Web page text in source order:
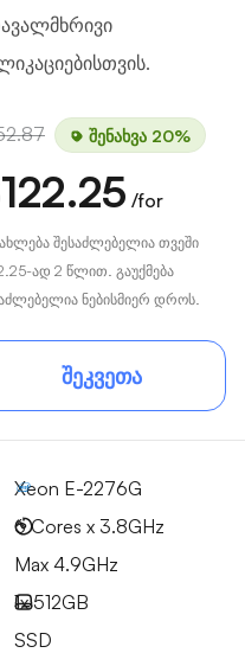
შენახვა 20%
/for
შესაძლებელია თვეში
-ად 2 წლით. გაუქმება
ნებისმიერ დროს.
შეკვეთა
Xeon E-2276G
6 Cores x 3.8GHz
Max 4.9GHz
1x512GB
SSD